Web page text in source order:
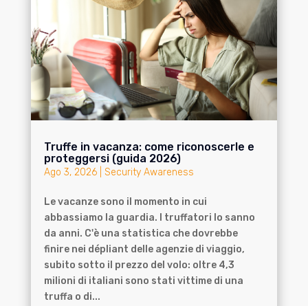
Truffe in vacanza: come riconoscerle e
proteggersi (guida 2026)
Ago 3, 2026| Security Awareness
Le vacanze sono il momento in cui
abbassiamo la guardia. I truffatori lo sanno
da anni. C'è una statistica che dovrebbe
finire nei dépliant delle agenzie di viaggio,
subito sotto il prezzo del volo: oltre 4,3
milioni di italiani sono stati vittime di una
truffa o di...